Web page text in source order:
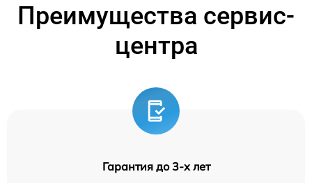
Преимущества сервис-
центра
Гарантия до 3-х лет